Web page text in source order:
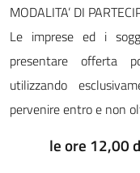
MODALITA’ DI
Le imprese ed i
presentare offerta
utilizzando
pervenire entro e non
le ore 12,00